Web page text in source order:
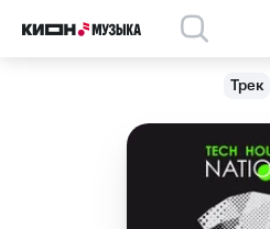
Трек